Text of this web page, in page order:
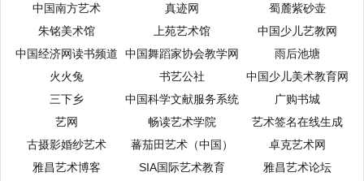
中国南方艺术
真迹网
蜀麓紫砂壶
朱铭美术馆
上苑艺术馆
中国少儿艺教网
中国经济网读书频道
中国舞蹈家协会教学网
雨后池塘
火火兔
书艺公社
中国少儿美术教育网
三下乡
中国科学文献服务系统
广购书城
艺网
畅读艺术学院
艺术签名在线生成
古摄影婚纱艺术
蕃茄田艺术（中国）
卓克艺术网
雅昌艺术博客
SIA国际艺术教育 雅昌艺术论坛